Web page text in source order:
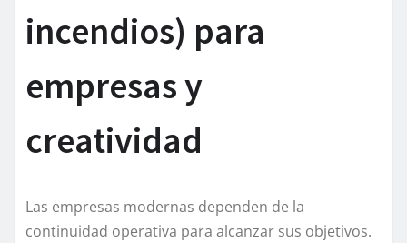
incendios) para
empresas y
creatividad
Las empresas modernas dependen de la
continuidad operativa para alcanzar sus objetivos.